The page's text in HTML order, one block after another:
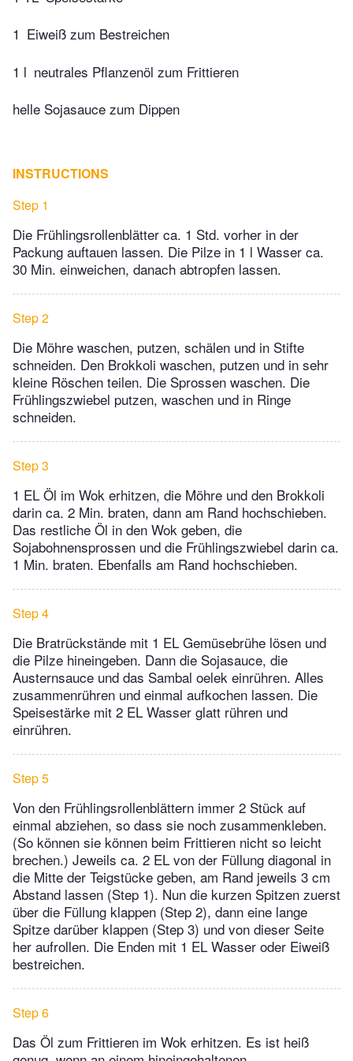
1 Eiweiß zum Bestreichen
1 l neutrales Pflanzenöl zum Frittieren
helle Sojasauce zum Dippen
INSTRUCTIONS
Step 1
Die Frühlingsrollenblätter ca. 1 Std. vorher in der
Packung auftauen lassen. Die Pilze in 1 l Wasser ca.
30 Min. einweichen, danach abtropfen lassen.
Step 2
Die Möhre waschen, putzen, schälen und in Stifte
schneiden. Den Brokkoli waschen, putzen und in sehr
kleine Röschen teilen. Die Sprossen waschen. Die
Frühlingszwiebel putzen, waschen und in Ringe
schneiden.
Step 3
1 EL Öl im Wok erhitzen, die Möhre und den Brokkoli
darin ca. 2 Min. braten, dann am Rand hochschieben.
Das restliche Öl in den Wok geben, die
Sojabohnensprossen und die Frühlingszwiebel darin ca.
1 Min. braten. Ebenfalls am Rand hochschieben.
Step 4
Die Bratrückstände mit 1 EL Gemüsebrühe lösen und
die Pilze hineingeben. Dann die Sojasauce, die
Austernsauce und das Sambal oelek einrühren. Alles
zusammenrühren und einmal aufkochen lassen. Die
Speisestärke mit 2 EL Wasser glatt rühren und
einrühren.
Step 5
Von den Frühlingsrollenblättern immer 2 Stück auf
einmal abziehen, so dass sie noch zusammenkleben.
(So können sie können beim Frittieren nicht so leicht
brechen.) Jeweils ca. 2 EL von der Füllung diagonal in
die Mitte der Teigstücke geben, am Rand jeweils 3 cm
Abstand lassen (Step 1). Nun die kurzen Spitzen zuerst
über die Füllung klappen (Step 2), dann eine lange
Spitze darüber klappen (Step 3) und von dieser Seite
her aufrollen. Die Enden mit 1 EL Wasser oder Eiweiß
bestreichen.
Step 6
Das Öl zum Frittieren im Wok erhitzen. Es ist heiß